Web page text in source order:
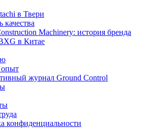
в Твери
качества
Machinery: история бренда
в Китае
журнал Ground Control
конфиденциальности